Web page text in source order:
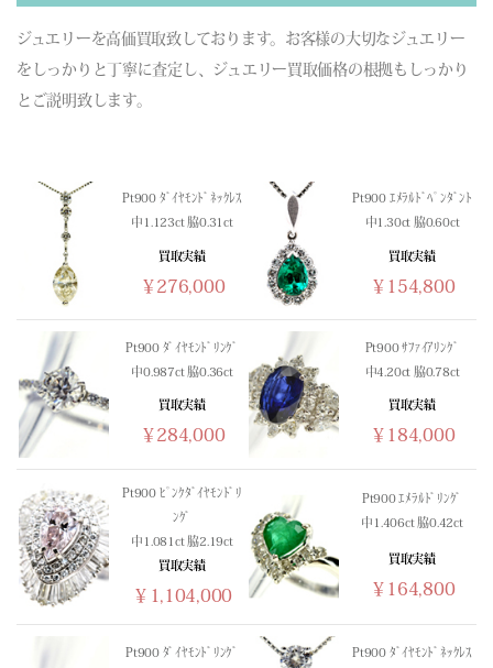
ジュエリーを高価買取致しております。お客様の大切なジュエリー
をしっかりと丁寧に査定し、ジュエリー買取価格の根拠もしっかり
とご説明致します。
Pt900 ﾀﾞｲﾔﾓﾝﾄﾞﾈｯｸﾚｽ
中1.123ct 脇0.31ct
買取実績
￥276,000
Pt900 ｴﾒﾗﾙﾄﾞﾍﾟﾝﾀﾞﾝﾄ
中1.30ct 脇0.60ct
買取実績
￥154,800
Pt900 ﾀﾞｲﾔﾓﾝﾄﾞﾘﾝｸﾞ
中0.987ct 脇0.36ct
買取実績
￥284,000
Pt900 ｻﾌｧｲｱﾘﾝｸﾞ
中4.20ct 脇0.78ct
買取実績
￥184,000
Pt900 ﾋﾟﾝｸﾀﾞｲﾔﾓﾝﾄﾞﾘ
ﾝｸﾞ
中1.081ct 脇2.19ct
買取実績
￥1,104,000
Pt900 ｴﾒﾗﾙﾄﾞﾘﾝｸﾞ
中1.406ct 脇0.42ct
買取実績
￥164,800
Pt900 ﾀﾞｲﾔﾓﾝﾄﾞﾘﾝｸﾞ
Pt900 ﾀﾞｲﾔﾓﾝﾄﾞﾈｯｸﾚｽ